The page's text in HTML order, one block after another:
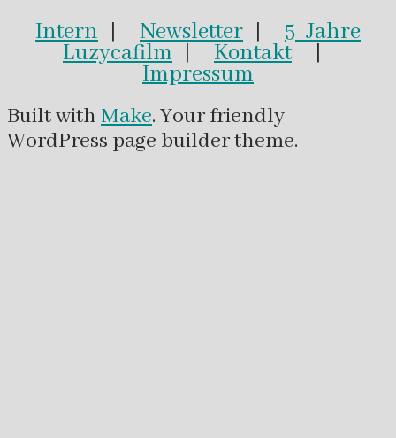
Intern | Newsletter | 5 Jahre
Luzycafilm | Kontakt|
Impressum
Built withMake. Your friendly
WordPress page builder theme.